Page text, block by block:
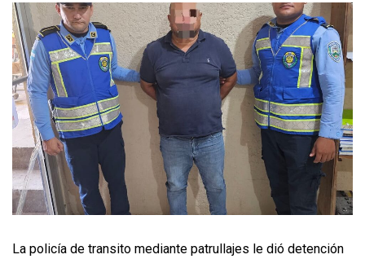
La policía de transito mediante patrullajes le dió detención